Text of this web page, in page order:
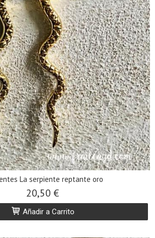
La serpiente reptante oro
20,50 €
Añadir a Carrito